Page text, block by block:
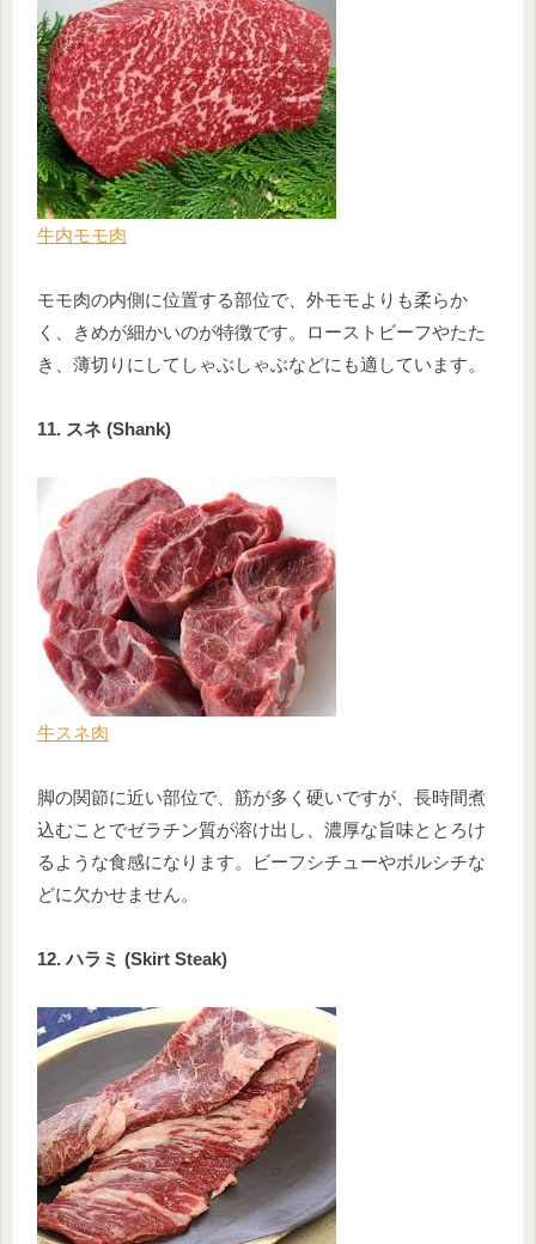
牛内モモ肉
モモ肉の内側に位置する部位で、外モモよりも柔らか
く、きめが細かいのが特徴です。ローストビーフやたた
き、薄切りにしてしゃぶしゃぶなどにも適しています。
11. スネ (Shank)
牛スネ肉
脚の関節に近い部位で、筋が多く硬いですが、長時間煮
込むことでゼラチン質が溶け出し、濃厚な旨味ととろけ
るような食感になります。ビーフシチューやボルシチな
どに欠かせません。
12. ハラミ (Skirt Steak)